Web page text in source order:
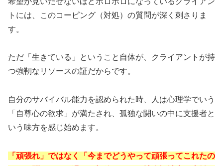
トには、このコーピング（対処）の質問が深く刺さりま
す。
ただ「生きている」ということ自体が、クライアントが持
つ強靭なリソースの証だからです。
自分のサバイバル能力を認められた時、人は心理学でいう
「自尊心の欲求」が満たされ、孤独な闘いの中に支援者と
いう味方を感じ始めます。
「頑張れ」ではなく「今までどうやって頑張ってこれたの